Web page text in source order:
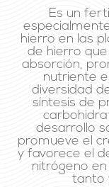
Es un
hierro en las
de hierro
absorción,
nutriente
diversidad
síntesis de
desarrollo
promueve el
y favorece el
nitrógeno
tanto